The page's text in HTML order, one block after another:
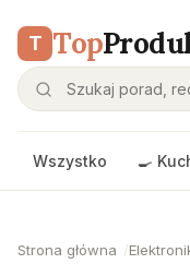
T Top
Wszystko 🍳
Strona główna